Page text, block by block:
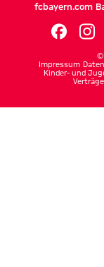
fcbayern.com
©
Impressum
Kinder- und